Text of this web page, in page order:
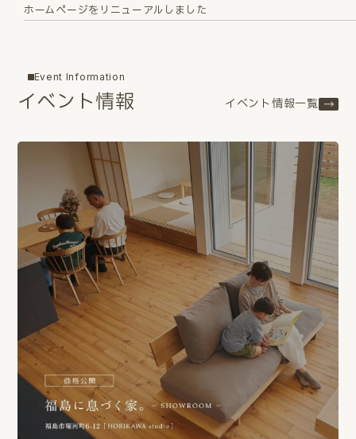
ホームページをリニューアルしました
Event Information
イベント情報 イベント情報一覧